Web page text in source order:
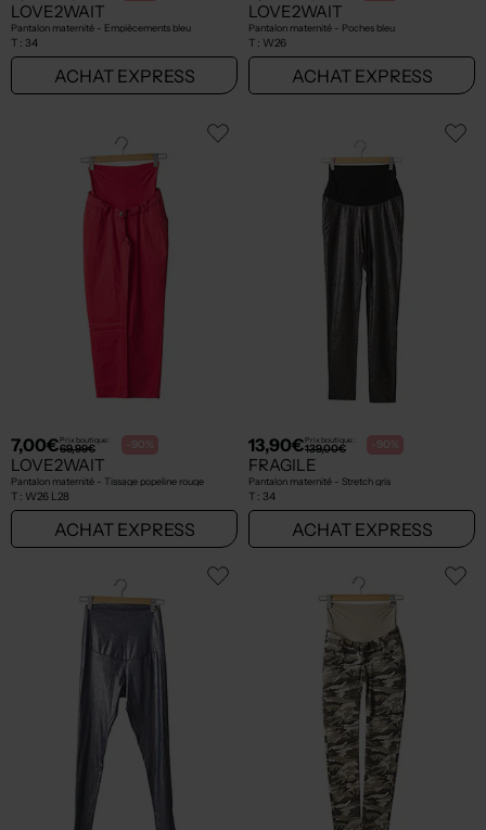
LOVE2WAIT
Pantalon maternité - Empiècements bleu
T : 34
ACHAT EXPRESS
LOVE2WAIT
Pantalon maternité - Poches bleu
T : W26
ACHAT EXPRESS
7,00€Prix boutique :
69,99€ -90%
LOVE2WAIT
Pantalon maternité - Tissage popeline rouge
T : W26 L28
ACHAT EXPRESS
13,90€Prix boutique :
139,00€ -90%
FRAGILE
Pantalon maternité - Stretch gris
T : 34
ACHAT EXPRESS